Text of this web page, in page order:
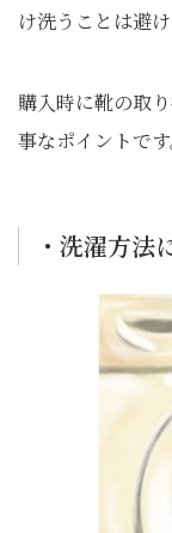
け洗うことは避
購入時に靴の取
事なポイントです
・洗濯方法